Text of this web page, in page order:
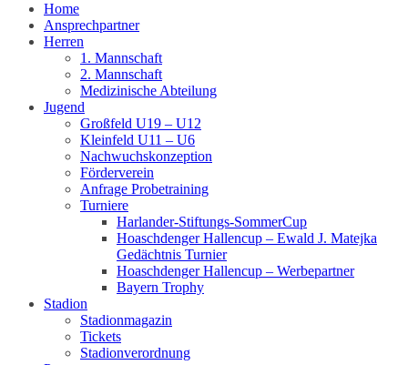
Home
Ansprechpartner
Herren
1. Mannschaft
2. Mannschaft
Medizinische Abteilung
Jugend
Großfeld U19 – U12
Kleinfeld U11 – U6
Nachwuchskonzeption
Förderverein
Anfrage Probetraining
Turniere
Harlander-Stiftungs-SommerCup
Hoaschdenger Hallencup – Ewald J. Matejka
Gedächtnis Turnier
Hoaschdenger Hallencup – Werbepartner
Bayern Trophy
Stadion
Stadionmagazin
Tickets
Stadionverordnung